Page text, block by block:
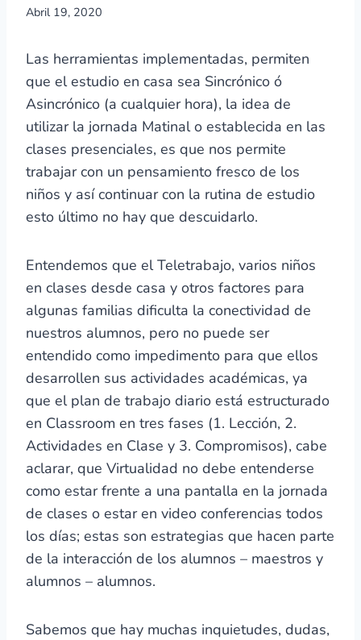
Abril 19, 2020
Las herramientas implementadas, permiten
que el estudio en casa sea Sincrónico ó
Asincrónico (a cualquier hora), la idea de
utilizar la jornada Matinal o establecida en las
clases presenciales, es que nos permite
trabajar con un pensamiento fresco de los
niños y así continuar con la rutina de estudio
esto último no hay que descuidarlo.
Entendemos que el Teletrabajo, varios niños
en clases desde casa y otros factores para
algunas familias dificulta la conectividad de
nuestros alumnos, pero no puede ser
entendido como impedimento para que ellos
desarrollen sus actividades académicas, ya
que el plan de trabajo diario está estructurado
en Classroom en tres fases (1. Lección, 2.
Actividades en Clase y 3. Compromisos), cabe
aclarar, que Virtualidad no debe entenderse
como estar frente a una pantalla en la jornada
de clases o estar en video conferencias todos
los días; estas son estrategias que hacen parte
de la interacción de los alumnos – maestros y
alumnos – alumnos.
Sabemos que hay muchas inquietudes, dudas,